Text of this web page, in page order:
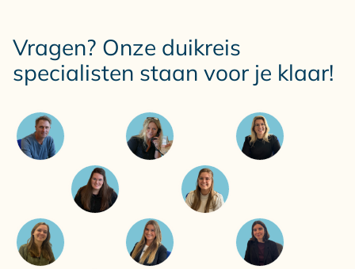
Vragen? Onze duikreis
specialisten staan voor je klaar!